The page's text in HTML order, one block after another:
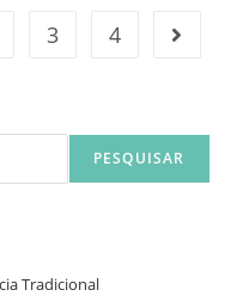
3 4
PESQUISAR
Tradicional